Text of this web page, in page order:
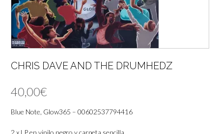
CHRIS DAVE AND THE DRUMHEDZ
40,00€
Blue Note, Glow365 – 00602537794416
2 x LP en vinilo negro y carpeta sencilla